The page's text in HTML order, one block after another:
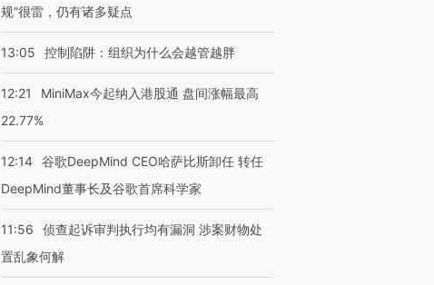
规”很雷，仍有诸多疑点
13:05 控制陷阱：组织为什么会越管越胖
12:21
MiniMax今起纳入港股通 盘间涨幅最高
22.77%
12:14 谷歌DeepMind CEO哈萨比斯卸任 转任
DeepMind董事长及谷歌首席科学家
11:56
侦查起诉审判执行均有漏洞 涉案财物处
置乱象何解